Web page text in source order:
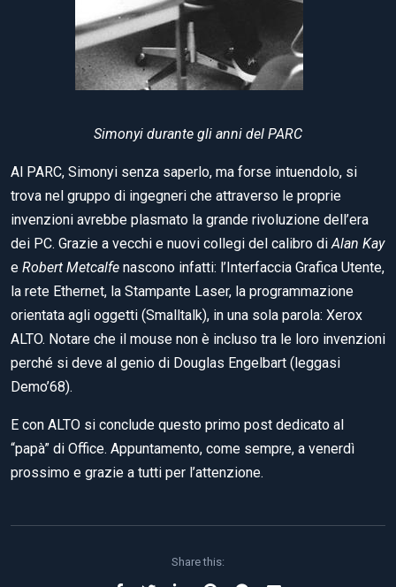
Simonyi durante gli anni del PARC
Al PARC, Simonyi senza saperlo, ma forse intuendolo, si
trova nel gruppo di ingegneri che attraverso le proprie
invenzioni avrebbe plasmato la grande rivoluzione dell’era
dei PC. Grazie a vecchi e nuovi collegi del calibro di Alan Kay
e Robert Metcalfe nascono infatti: l’Interfaccia Grafica Utente,
la rete Ethernet, la Stampante Laser, la programmazione
orientata agli oggetti (Smalltalk), in una sola parola: Xerox
ALTO. Notare che il mouse non è incluso tra le loro invenzioni
perché si deve al genio di Douglas Engelbart (leggasi
Demo’68).
E con ALTO si conclude questo primo post dedicato al
“papà” di Office. Appuntamento, come sempre, a venerdì
prossimo e grazie a tutti per l’attenzione.
Share this: